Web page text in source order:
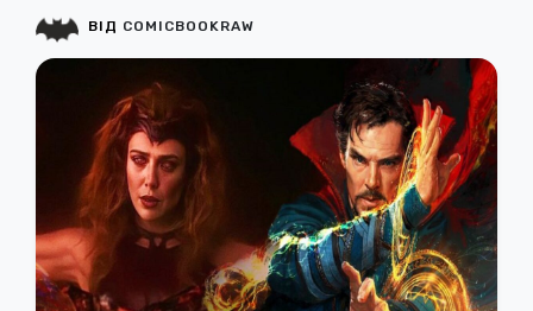
ВІД COMICBOOKRAW